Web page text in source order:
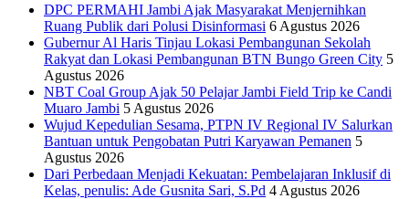
DPC PERMAHI Jambi Ajak Masyarakat Menjernihkan
Ruang Publik dari Polusi Disinformasi 6 Agustus 2026
Gubernur Al Haris Tinjau Lokasi Pembangunan Sekolah
Rakyat dan Lokasi Pembangunan BTN Bungo Green City 5
Agustus 2026
NBT Coal Group Ajak 50 Pelajar Jambi Field Trip ke Candi
Muaro Jambi 5 Agustus 2026
Wujud Kepedulian Sesama, PTPN IV Regional IV Salurkan
Bantuan untuk Pengobatan Putri Karyawan Pemanen 5
Agustus 2026
Dari Perbedaan Menjadi Kekuatan: Pembelajaran Inklusif di
Kelas, penulis: Ade Gusnita Sari, S.Pd 4 Agustus 2026